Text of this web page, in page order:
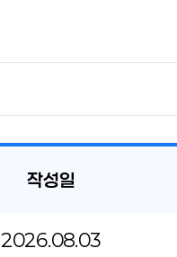
작성일
2026.08.03